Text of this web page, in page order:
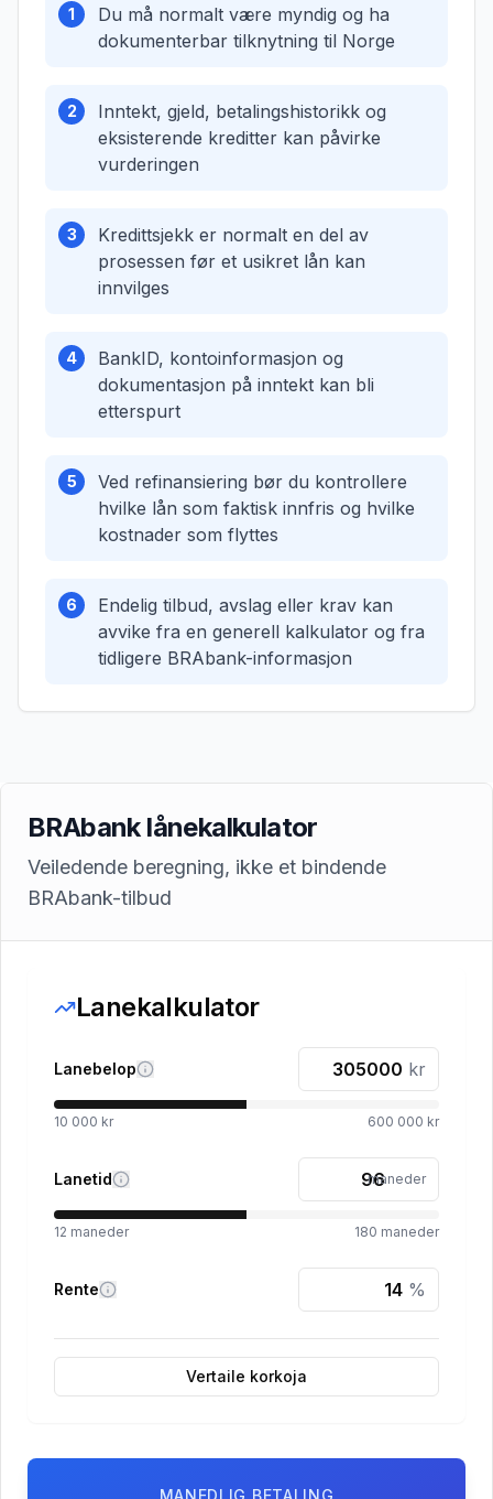
1
Du må normalt være myndig og ha
dokumenterbar tilknytning til Norge
2
Inntekt, gjeld, betalingshistorikk og
eksisterende kreditter kan påvirke
vurderingen
3
Kredittsjekk er normalt en del av
prosessen før et usikret lån kan
innvilges
4
BankID, kontoinformasjon og
dokumentasjon på inntekt kan bli
etterspurt
5
Ved refinansiering bør du kontrollere
hvilke lån som faktisk innfris og hvilke
kostnader som flyttes
6
Endelig tilbud, avslag eller krav kan
avvike fra en generell kalkulator og fra
tidligere BRAbank-informasjon
BRAbank lånekalkulator
Veiledende beregning, ikke et bindende
BRAbank-tilbud
Lanekalkulator
Lanebelop kr
10 000 kr 600 000 kr
Lanetid maneder
12 maneder 180 maneder
Rente %
Vertaile korkoja
MANEDLIG BETALING